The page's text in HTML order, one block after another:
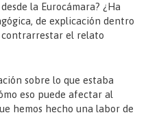
la Eurocámara? ¿Ha
de explicación dentro
el relato
sobre lo que estaba
eso puede afectar al
hemos hecho una labor de